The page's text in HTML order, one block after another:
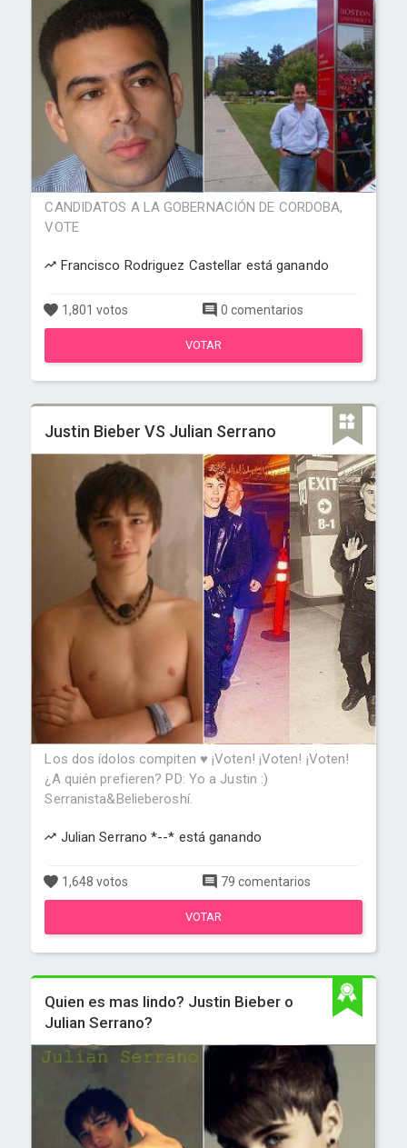
CANDIDATOS A LA GOBERNACIÓN DE CORDOBA,
VOTE
Francisco Rodriguez Castellar está ganando
1,801 votos 0 comentarios
VOTAR
Justin Bieber VS Julian Serrano
Los dos ídolos compiten ♥ ¡Voten! ¡Voten! ¡Voten!
¿A quién prefieren? PD: Yo a Justin :)
Serranista&Belieberoshí.
Julian Serrano *--* está ganando
1,648 votos 79 comentarios
VOTAR
Quien es mas lindo? Justin Bieber o
Julian Serrano?